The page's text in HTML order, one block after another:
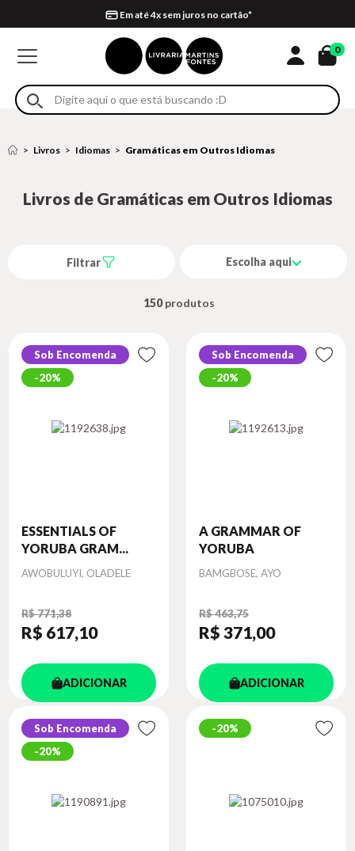
Formas de entrega
Compra 100% segura
Em até 4x sem juros no cartão*
Retire na loja
Eventos
0
Livros Idiomas Gramáticas em Outros Idiomas
Livros de Gramáticas em Outros Idiomas
Filtrar Escolha aqui
150
Sob Encomenda
20%
ESSENTIALS OF
YORUBA GRAM...
Autor
AWOBULUYI, OLADELE
R$ 771,38
R$ 617,10
ADICIONAR
Sob Encomenda
20%
A GRAMMAR OF
YORUBA
Autor
BAMGBOSE, AYO
R$ 463,75
R$ 371,00
ADICIONAR
Sob Encomenda
20%
20%